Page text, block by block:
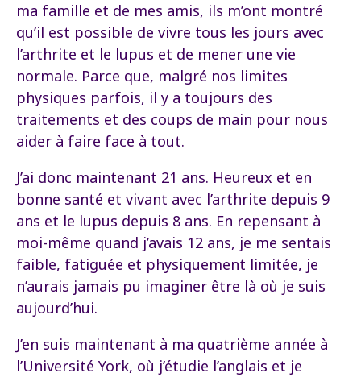
ma famille et de mes amis, ils m’ont montré
qu’il est possible de vivre tous les jours avec
l’arthrite et le lupus et de mener une vie
normale. Parce que, malgré nos limites
physiques parfois, il y a toujours des
traitements et des coups de main pour nous
aider à faire face à tout.
J’ai donc maintenant 21 ans. Heureux et en
bonne santé et vivant avec l’arthrite depuis 9
ans et le lupus depuis 8 ans. En repensant à
moi-même quand j’avais 12 ans, je me sentais
faible, fatiguée et physiquement limitée, je
n’aurais jamais pu imaginer être là où je suis
aujourd’hui.
J’en suis maintenant à ma quatrième année à
l’Université York, où j’étudie l’anglais et je